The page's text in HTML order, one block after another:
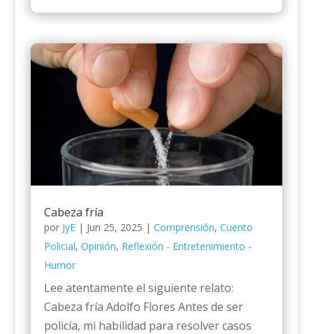
Cabeza fría
por JyE| Jun 25, 2025 | Comprensión, Cuento
Policial, Opinión, Reflexión - Entretenimiento -
Humor
Lee atentamente el siguiente relato:
Cabeza fría Adolfo Flores Antes de ser
policía, mi habilidad para resolver casos